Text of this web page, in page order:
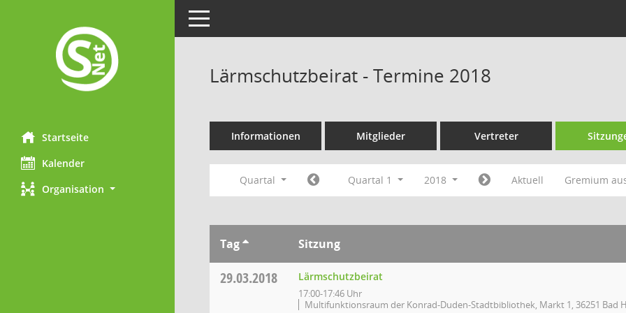
Startseite
Kalender
Organisation
Toggle navigation
Lärmschutzbeirat - Termine 2018
Informationen Mitglieder Vertreter
Quartal Quartal 1 2018 Aktuell Gremium
Tag Sitzung
29.03.2018 Lärmschutzbeirat
17:00-17:46 Uhr
Multifunktionsraum der Konrad-Duden-Stadtbibliothek, Markt 1, 36251 Bad